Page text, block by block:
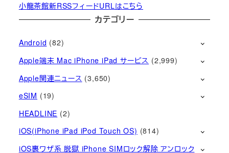
小龍茶館新RSSフィードURLはこちら
カテゴリー
Android (82)
Apple端末 Mac iPhone iPad サービス (2,999)
Apple関連ニュース (3,650)
eSIM (19)
HEADLINE (2)
iOS(iPhone iPad iPod Touch OS) (814)
iOS裏ワザ系 脱獄 iPhone SIMロック解除 アンロック